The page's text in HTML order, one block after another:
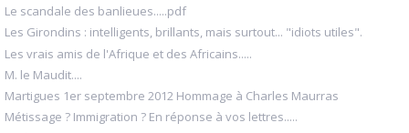
Le scandale des banlieues.....pdf
Les Girondins : intelligents, brillants, mais surtout... "idiots utiles".
Les vrais amis de l'Afrique et des Africains.....
M. le Maudit....
Martigues 1er septembre 2012 Hommage à Charles Maurras
Métissage ? Immigration ? En réponse à vos lettres.....